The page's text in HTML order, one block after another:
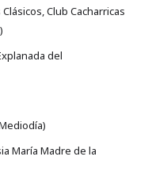
Club Cacharricas
del
María Madre de la